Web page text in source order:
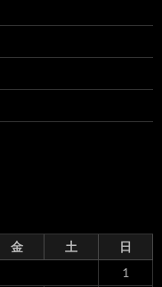
金 土
日
1